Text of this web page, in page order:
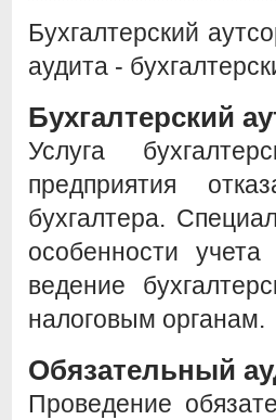
Бухгалтерский
аудита -
Бухгалтерский
Услуга
предприятия
бухгалтера.
особенности
ведение
налоговым органам.
Обязательный
Проведение